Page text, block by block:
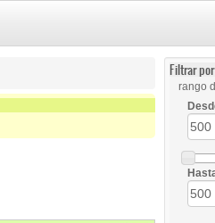
Filtrar
rango